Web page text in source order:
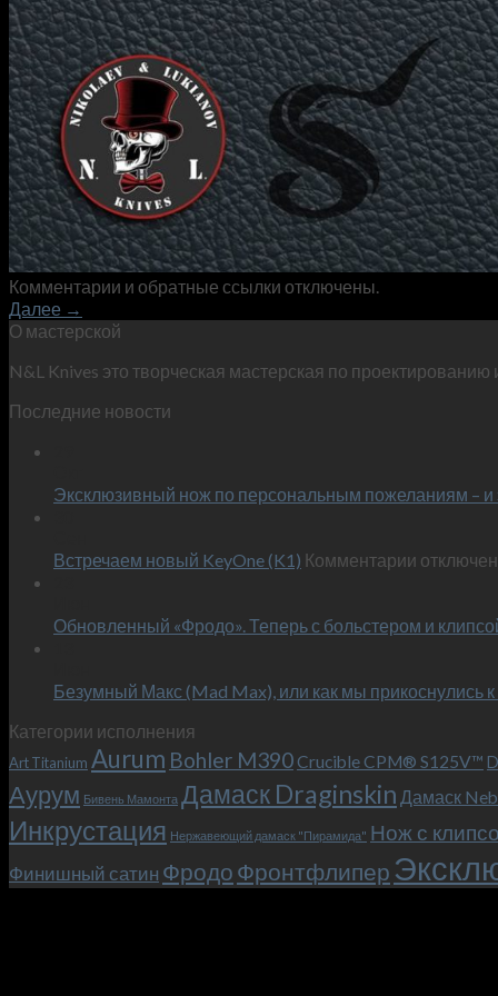
Комментарии и обратные ссылки отключены.
Далее →
О мастерской
N&L Knives это творческая мастерская по
Последние новости
Эксклюзивный нож по персональным пожеланиям – и
Встречаем новый KeyOne (K1) Комментарии к
новый
Обновленный «Фродо». Теперь с больстером и
Безумный Макс (Mad Max), или как мы прикоснулись
Категории исполнения
Art Titanium Aurum Bohler M390Crucible CPM® S125V™
Аурум Бивень Мамонта Дамаск Draginskin Дамаск
Инкрустация Нержавеющий дамаск "Пирамида" Нож с
Финишный сатин Фродо Фронтфлипер